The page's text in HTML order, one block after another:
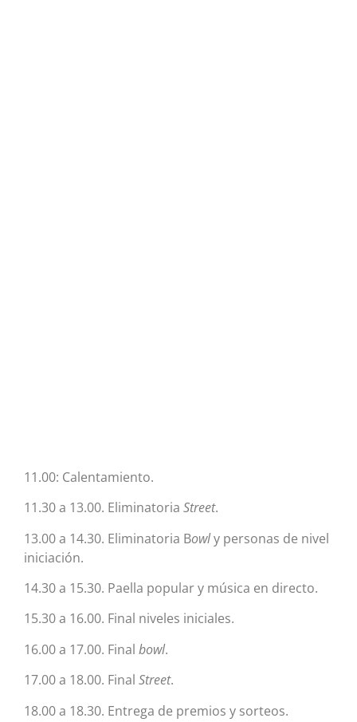
11.00: Calentamiento.
11.30 a 13.00. Eliminatoria Street.
13.00 a 14.30. Eliminatoria Bowly personas de nivel
iniciación.
14.30 a 15.30. Paella popular y música en directo.
15.30 a 16.00. Final niveles iniciales.
16.00 a 17.00. Final bowl.
17.00 a 18.00. Final Street.
18.00 a 18.30. Entrega de premios y sorteos.